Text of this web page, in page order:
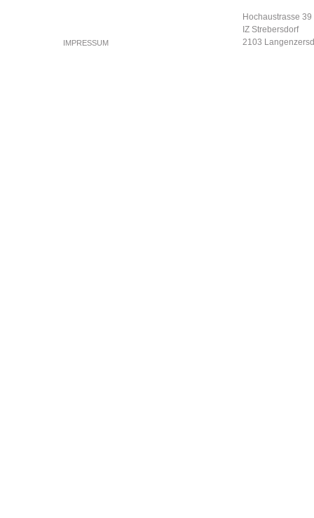
IMPRESSUM
Hochaustrasse 39
IZ Strebersdorf
2103